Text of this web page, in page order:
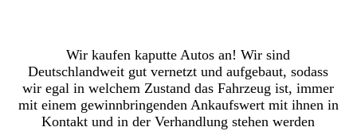
Wir kaufen kaputte Autos an! Wir sind
Deutschlandweit gut vernetzt und aufgebaut, sodass
wir egal in welchem Zustand das Fahrzeug ist, immer
mit einem gewinnbringenden Ankaufswert mit ihnen in
Kontakt und in der Verhandlung stehen werden